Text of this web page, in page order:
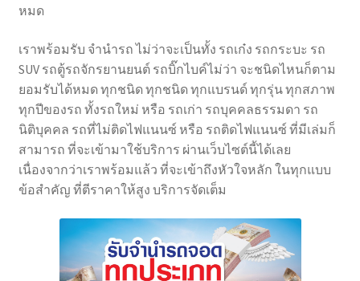
หมด
เราพร้อมรับ จำนำรถ ไม่ว่าจะเป็นทั้ง รถเก๋ง รถกระบะ รถ
SUV รถตู้รถจักรยานยนต์ รถบิ๊กไบค์ไม่ว่า จะชนิดไหนก็ตาม
ยอมรับได้หมด ทุกชนิด ทุกชนิด ทุกแบรนด์ ทุกรุ่น ทุกสภาพ
ทุกปีของรถ ทั้งรถใหม่ หรือ รถเก่า รถบุคคลธรรมดา รถ
นิติบุคคล รถที่ไม่ติดไฟแนนซ์ หรือ รถติดไฟแนนซ์ ที่มีเล่มก็
สามารถ ที่จะเข้ามาใช้บริการ ผ่านเว็บไซต์นี้ได้เลย
เนื่องจากว่าเราพร้อมแล้ว ที่จะเข้าถึงหัวใจหลัก ในทุกแบบ
ข้อสำคัญ ที่ตีราคาให้สูง บริการจัดเต็ม